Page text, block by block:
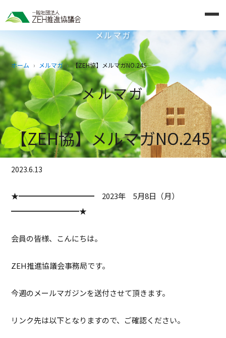
メルマガ
ホーム メルマガ 【ZEH協】メルマガNO.245
メルマガ
【ZEH協】メルマガNO.245
2023.6.13
★━━━━━━━━━━ 2023年 5月8日（月）
━━━━━━━━━★
会員の皆様、こんにちは。
ZEH推進協議会事務局です。
今週のメールマガジンを送付させて頂きます。
リンク先は以下となりますので、ご確認ください。